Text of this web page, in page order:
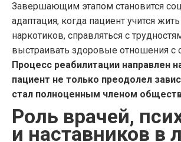
Завершающим этапом становится
адаптация, когда пациент учится
наркотиков, справляться с
выстраивать здоровые отношения
Процесс реабилитации направлен
пациент не только преодолел
стал полноценным членом
Роль врачей,
и наставников в